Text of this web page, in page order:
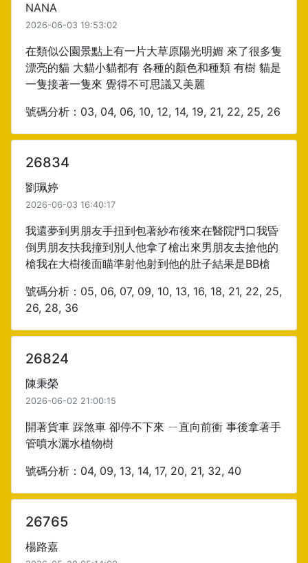
NANA
2026-06-03 19:53:02
在類似公園景點上有一片大草原陽光明媚 來了很多隻
漂亮的貓 大貓小貓都有 各種的顏色和種類 有樹 貓是
一隻接著一隻來 覺得不可思議又美麗
號碼分析：03, 04, 06, 10, 12, 14, 19, 21, 22, 25, 26
26834
劉珮婷
2026-06-03 16:40:17
我還夢到男朋友手扭到包著紗布後來在醫院門口我昏
倒男朋友扶我撞到別人他拿了槍出來男朋友去搶他的
槍我在大樹後面瞄準射他射到他的肚子結果是BB槍
號碼分析：05, 06, 07, 09, 10, 13, 16, 18, 21, 22, 25,
26, 28, 36
26824
陳秉榮
2026-06-02 21:00:15
開著貨車 踩煞車 卻停不下來 ㄧ直向前衝 事後拿著手
管噴水灑水植物樹
號碼分析：04, 09, 13, 14, 17, 20, 21, 32, 40
26765
楊路嘉